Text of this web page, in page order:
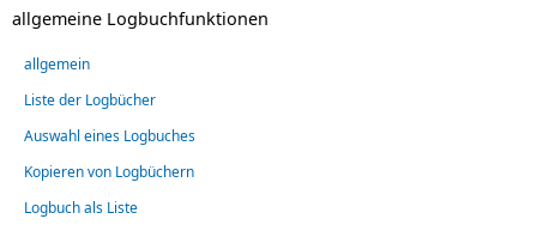
allgemeine Logbuchfunktionen
allgemein
Liste der Logbücher
Auswahl eines Logbuches
Kopieren von Logbüchern
Logbuch als Liste